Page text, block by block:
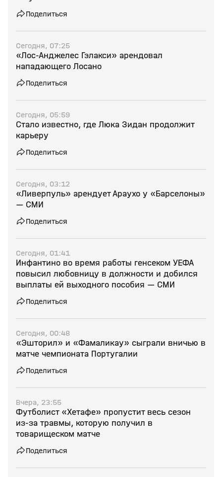
Поделиться
Сегодня, 07:25
«Лос‑Анджелес Гэлакси» арендовал
нападающего Лосано
Поделиться
Сегодня, 05:59
Стало известно, где Люка Зидан продолжит
карьеру
Поделиться
Сегодня, 03:12
«Ливерпуль» арендует Араухо у «Барселоны»
— СМИ
Поделиться
Сегодня, 01:41
Инфантино во время работы генсеком УЕФА
повысил любовницу в должности и добился
выплаты ей выходного пособия — СМИ
Поделиться
Сегодня, 00:48
«Эшторил» и «Фамаликау» сыграли вничью в
матче чемпионата Португалии
Поделиться
Вчера, 23:55
Футболист «Хетафе» пропустит весь сезон
из‑за травмы, которую получил в
товарищеском матче
Поделиться